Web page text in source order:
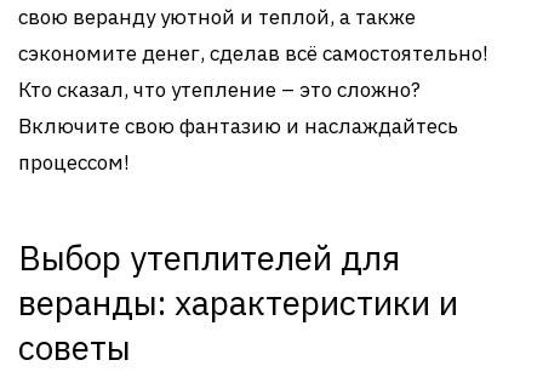
свою веранду уютной и теплой, а также
сэкономите денег, сделав всё самостоятельно!
Кто сказал, что утепление – это сложно?
Включите свою фантазию и наслаждайтесь
процессом!
Выбор утеплителей для
веранды: характеристики и
советы